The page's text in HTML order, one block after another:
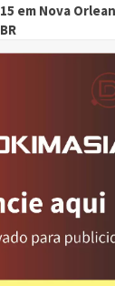
15 em Nova
BR